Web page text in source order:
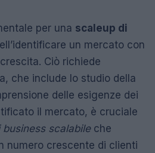
per una scaleup di
un mercato con
Ciò richiede
che include lo studio della
delle esigenze dei
il mercato, è cruciale
business scalabileche
numero crescente di clienti